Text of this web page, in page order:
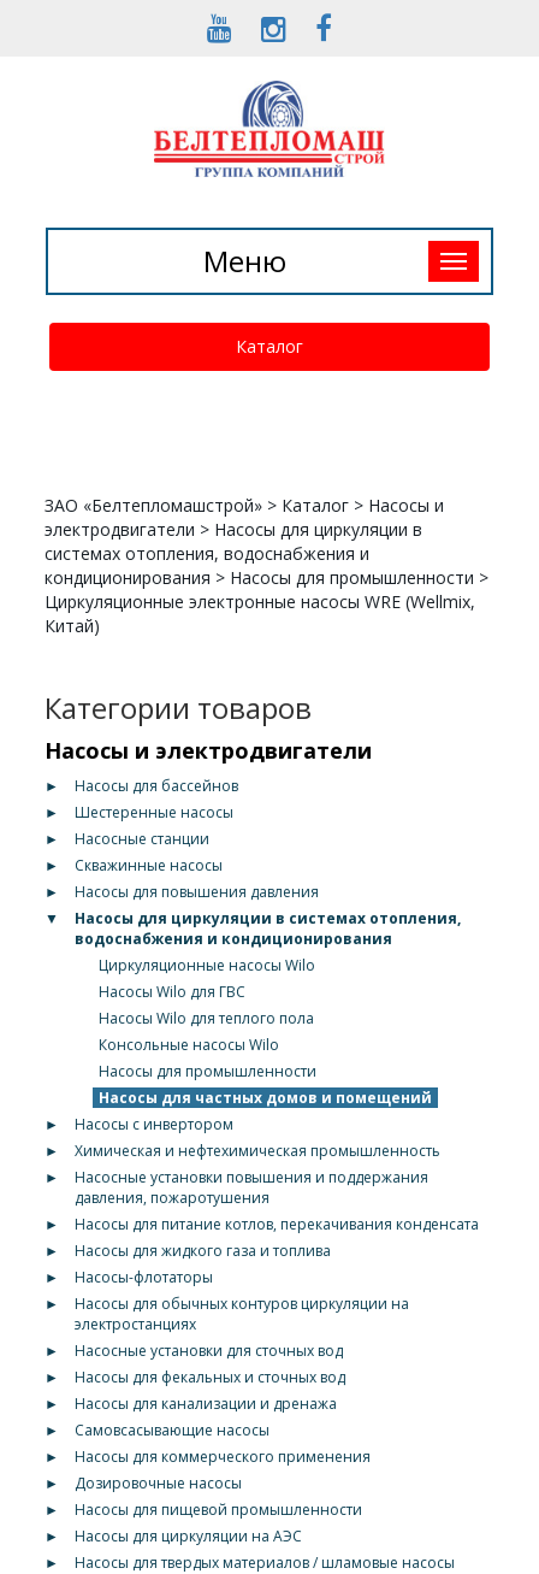
Toggle
navigation
Меню
Каталог
ЗАО «Белтепломашстрой» > Каталог > Насосы и
электродвигатели > Насосы для циркуляции в
системах отопления, водоснабжения и
кондиционирования > Насосы для промышленности >
Циркуляционные электронные насосы WRE (Wellmix,
Китай)
Категории товаров
Насосы и электродвигатели
►
Насосы для бассейнов
►
Шестеренные насосы
►
Насосные станции
►
Скважинные насосы
►
Насосы для повышения давления
▼
Насосы для циркуляции в системах отопления,
водоснабжения и кондиционирования
Циркуляционные насосы Wilo
Насосы Wilo для ГВС
Насосы Wilo для теплого пола
Консольные насосы Wilo
Насосы для промышленности
Насосы для частных домов и помещений
►
Насосы с инвертором
►
Химическая и нефтехимическая промышленность
►
Насосные установки повышения и поддержания
давления, пожаротушения
►
Насосы для питание котлов, перекачивания конденсата
►
Насосы для жидкого газа и топлива
►
Насосы-флотаторы
►
Насосы для обычных контуров циркуляции на
электростанциях
►
Насосные установки для сточных вод
►
Насосы для фекальных и сточных вод
►
Насосы для канализации и дренажа
►
Самовсасывающие насосы
►
Насосы для коммерческого применения
►
Дозировочные насосы
►
Насосы для пищевой промышленности
►
Насосы для циркуляции на АЭС
►
Насосы для твердых материалов / шламовые насосы